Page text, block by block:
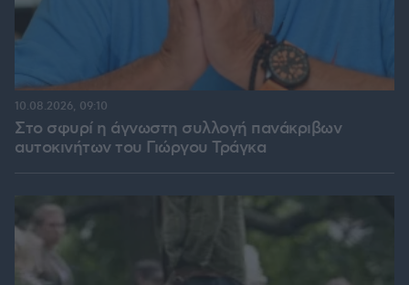
Στο σφυρί η άγνωστη συλλογή πανάκριβων
αυτοκινήτων του Γιώργου Τράγκα
10.08.2026, 09:10